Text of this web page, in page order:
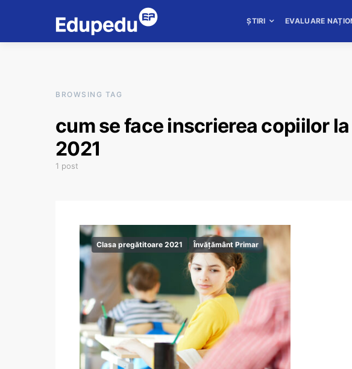
ȘTIRI EVALUARE
BROWSING TAG
cum se face inscrierea copiilor
2021
1 post
Clasa pregătitoare 2021 Învățământ Primar